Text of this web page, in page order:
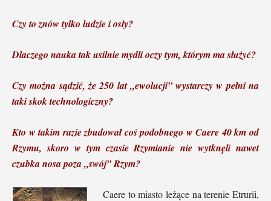
Czy to znów tylko ludzie i osły?
Dlaczego nauka tak usilnie mydli oczy tym, którym ma służyć?
Czy można sądzić, że 250 lat „ewolucji” wystarczy w pełni na
taki skok technologiczny?
Kto w takim razie zbudował coś podobnego w Caere 40 km od
Rzymu, skoro w tym czasie Rzymianie nie wytknęli nawet
czubka nosa poza „swój” Rzym?
Caere to miasto leżące na terenie Etrurii,